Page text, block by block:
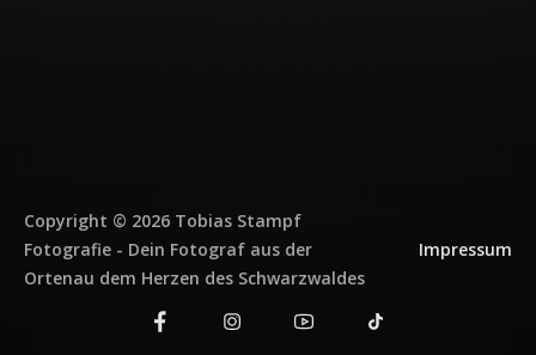
Copyright © 2026 Tobias Stampf
Fotografie - Dein Fotograf aus der
Ortenau dem Herzen des Schwarzwaldes
Impressum